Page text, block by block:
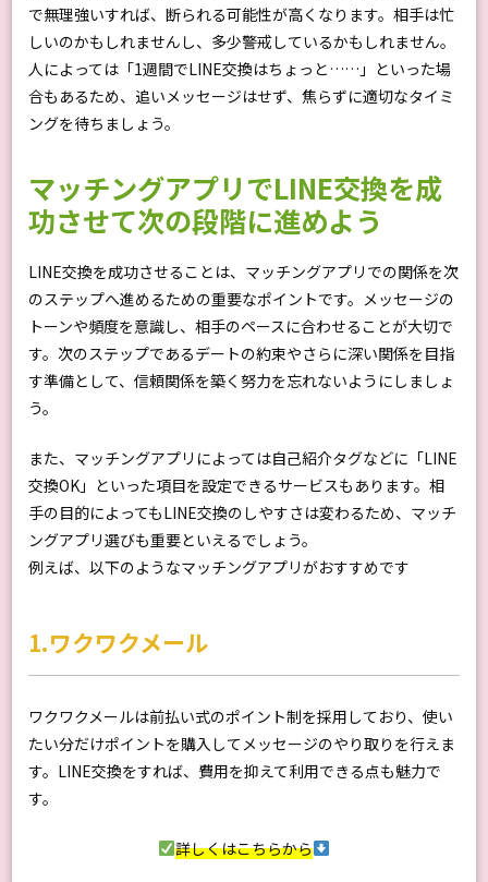
で無理強いすれば、断られる可能性が高くなります。相手は忙
しいのかもしれませんし、多少警戒しているかもしれません。
人によっては「1週間でLINE交換はちょっと……」といった場
合もあるため、追いメッセージはせず、焦らずに適切なタイミ
ングを待ちましょう。
マッチングアプリでLINE交換を成
功させて次の段階に進めよう
LINE交換を成功させることは、マッチングアプリでの関係を次
のステップへ進めるための重要なポイントです。メッセージの
トーンや頻度を意識し、相手のペースに合わせることが大切で
す。次のステップであるデートの約束やさらに深い関係を目指
す準備として、信頼関係を築く努力を忘れないようにしましょ
う。
また、マッチングアプリによっては自己紹介タグなどに「LINE
交換OK」といった項目を設定できるサービスもあります。相
手の目的によってもLINE交換のしやすさは変わるため、マッチ
ングアプリ選びも重要といえるでしょう。
例えば、以下のようなマッチングアプリがおすすめです
1.ワクワクメール
ワクワクメールは前払い式のポイント制を採用しており、使い
たい分だけポイントを購入してメッセージのやり取りを行えま
す。LINE交換をすれば、費用を抑えて利用できる点も魅力で
す。
詳しくはこちらから